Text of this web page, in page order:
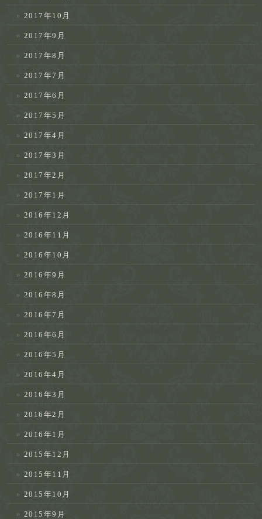
2017年10月
2017年9月
2017年8月
2017年7月
2017年6月
2017年5月
2017年4月
2017年3月
2017年2月
2017年1月
2016年12月
2016年11月
2016年10月
2016年9月
2016年8月
2016年7月
2016年6月
2016年5月
2016年4月
2016年3月
2016年2月
2016年1月
2015年12月
2015年11月
2015年10月
2015年9月